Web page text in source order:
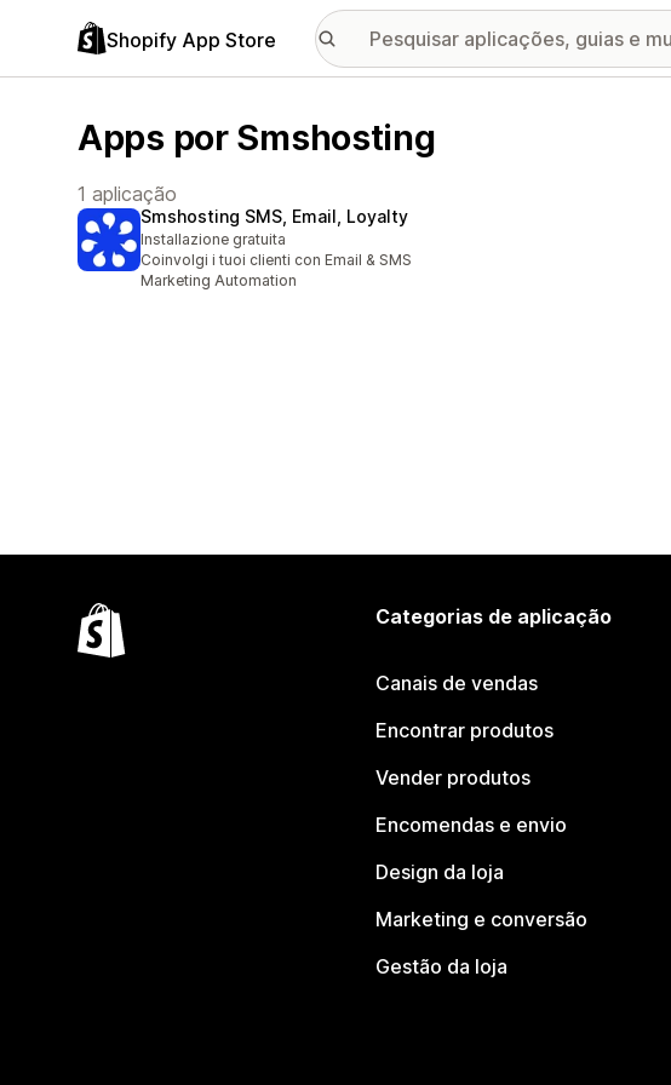
Shopify App Store
Apps por Smshosting
1 aplicação
Smshosting SMS, Email, Loyalty
Installazione gratuita
Coinvolgi i tuoi clienti con Email & SMS
Marketing Automation
Categorias de aplicação
Canais de vendas
Encontrar produtos
Vender produtos
Encomendas e envio
Design da loja
Marketing e conversão
Gestão da loja